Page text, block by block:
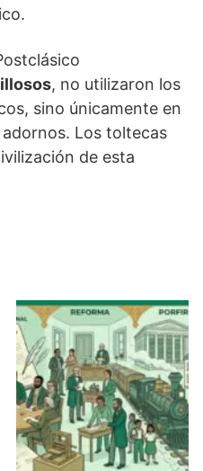
, no utilizaron los
sino únicamente en
Los toltecas
de esta